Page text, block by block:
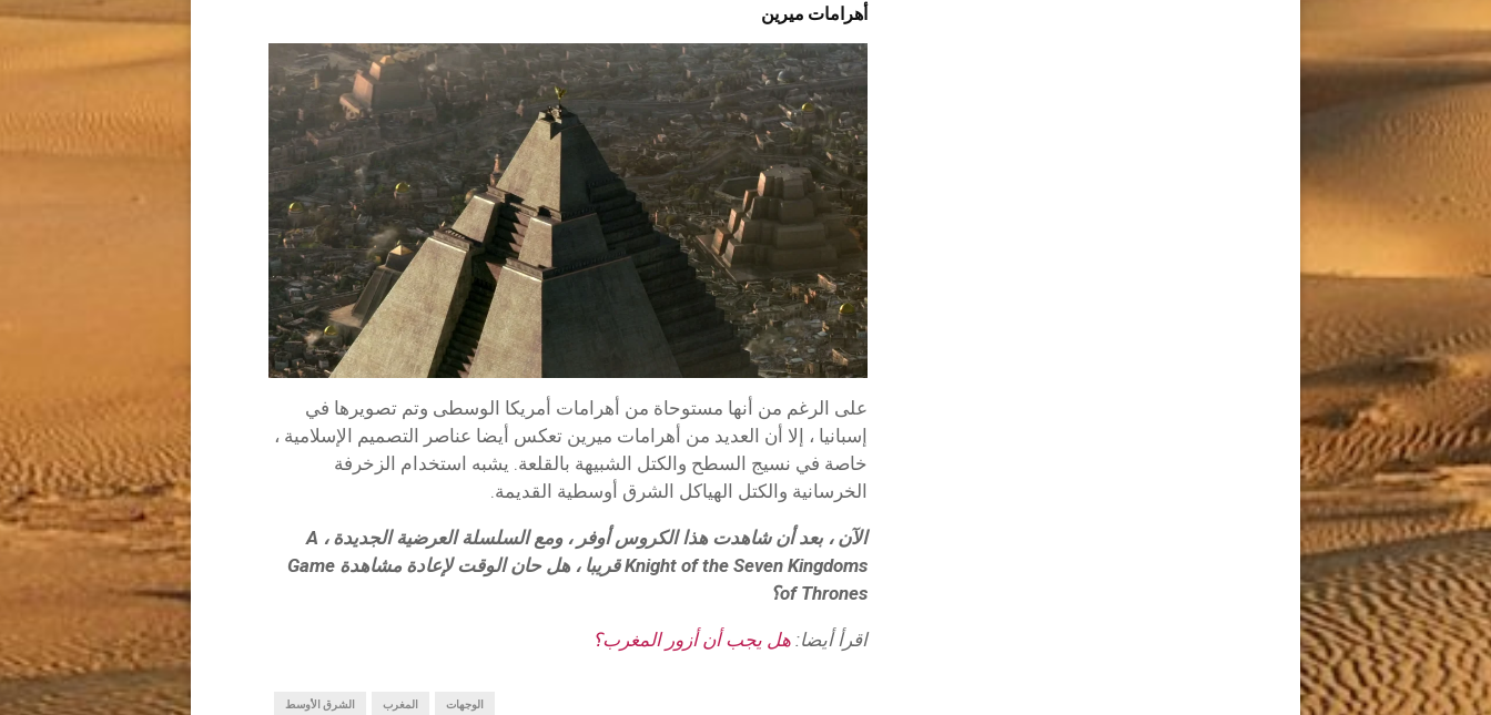
أهرامات ميرين
على الرغم من أنها مستوحاة من أهرامات أمريكا الوسطى وتم تصويرها في
إسبانيا ، إلا أن العديد من أهرامات ميرين تعكس أيضا عناصر التصميم الإسلامية ،
خاصة في نسيج السطح والكتل الشبيهة بالقلعة. يشبه استخدام الزخرفة
الخرسانية والكتل الهياكل الشرق أوسطية القديمة.
الآن ، بعد أن شاهدت هذا الكروس أوفر ، ومع السلسلة العرضية الجديدة ، A
Knight of the Seven Kingdoms قريبا ، هل حان الوقت لإعادة مشاهدة Game
of Thrones؟
اقرأ أيضا: هل يجب أن أزور المغرب؟
الشرق الأوسط المغرب الوجهات